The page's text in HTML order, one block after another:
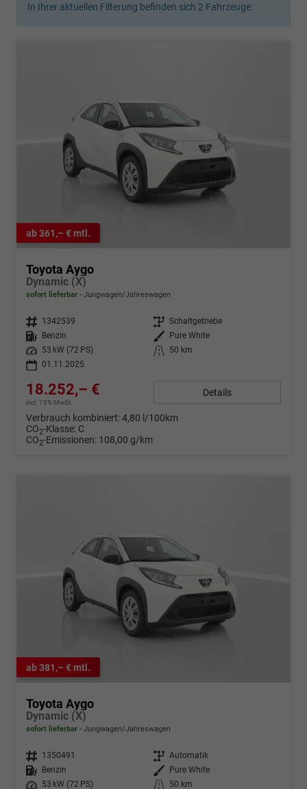
In Ihrer aktuellen Filterung befinden sich 2 Fahrzeuge:
ab 361,– € mtl.
Toyota Aygo
Dynamic (X)
sofort lieferbar Jungwagen/Jahreswagen
Fahrzeugnr. 1342539 Getriebe Schaltgetriebe
Kraftstoff
Benzin Außenfarbe
Pure White
Leistung
53 kW (72 PS) Kilometerstand
50 km
01.11.2025
18.252,– €
incl. 19% MwSt.
Details
Verbrauch kombiniert:4,80 l/100km
CO2-Klasse: C
CO2-Emissionen: 108,00 g/km
ab 381,– € mtl.
Toyota Aygo
Dynamic (X)
sofort lieferbar Jungwagen/Jahreswagen
Fahrzeugnr. 1350491 Getriebe Automatik
Kraftstoff
Benzin Außenfarbe
Pure White
Leistung
53 kW (72 PS) Kilometerstand
50 km